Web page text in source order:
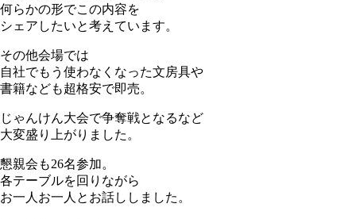
何らかの形でこの内容を
シェアしたいと考えています。
その他会場では
自社でもう使わなくなった文房具や
書籍なども超格安で即売。
じゃんけん大会で争奪戦となるなど
大変盛り上がりました。
懇親会も26名参加。
各テーブルを回りながら
お一人お一人とお話ししました。